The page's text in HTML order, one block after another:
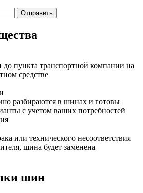
Отправить
пункта транспортной компании на
средстве
разбираются в шинах и готовы
с учетом ваших потребностей
или технического несоответствия
шина будет заменена
шин